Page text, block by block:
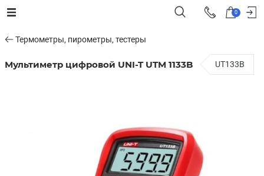
0
Термометры, пирометры, тестеры
Мультиметр цифровой UNI-T UTM 1133B UT133B